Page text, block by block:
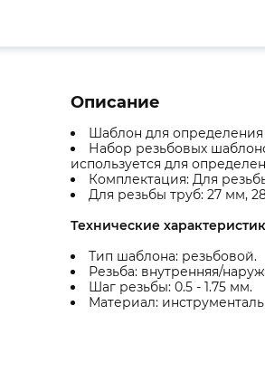
Описание
Шаблон для определения
Набор резьбовых
используется для
Комплектация: Для
Для резьбы труб: 27 мм,
Технические
Тип шаблона: резьбовой.
Резьба: внутренняя/
Шаг резьбы: 0.5 - 1.75 мм.
Материал: